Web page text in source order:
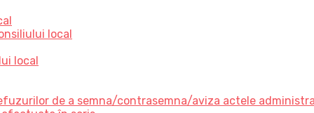
local
local
de a semna/contrasemna/aviza actele